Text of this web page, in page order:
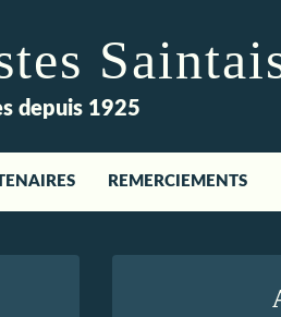
depuis 1925
REMERCIEMENTS